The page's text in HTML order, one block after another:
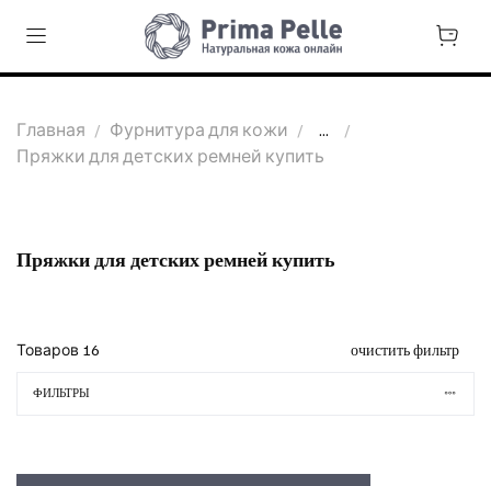
Главная Фурнитура для кожи
...
Пряжки для детских ремней купить
Пряжки для детских ремней купить
Товаров 16 очистить фильтр
ФИЛЬТРЫ